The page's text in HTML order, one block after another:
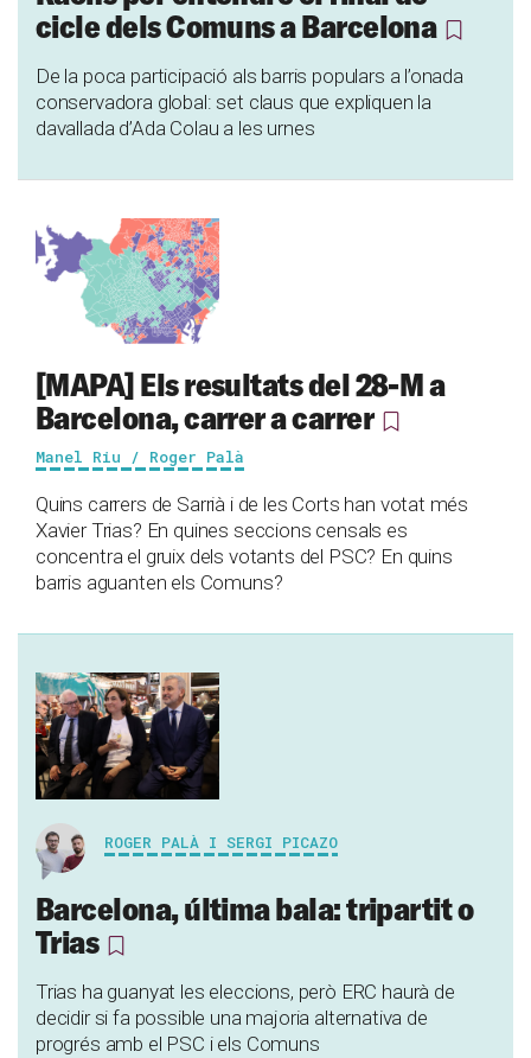
cicle dels Comuns a Barcelona
De la poca participació als barris populars a l’onada
conservadora global: set claus que expliquen la
davallada d’Ada Colau a les urnes
[MAPA] Els resultats del 28-M a
Barcelona, carrer a carrer
Manel Riu / Roger Palà
Quins carrers de Sarrià i de les Corts han votat més
Xavier Trias? En quines seccions censals es
concentra el gruix dels votants del PSC? En quins
barris aguanten els Comuns?
ROGER PALÀ I SERGI PICAZO
Barcelona, última bala: tripartit o
Trias
Trias ha guanyat les eleccions, però ERC haurà de
decidir si fa possible una majoria alternativa de
progrés amb el PSC i els Comuns